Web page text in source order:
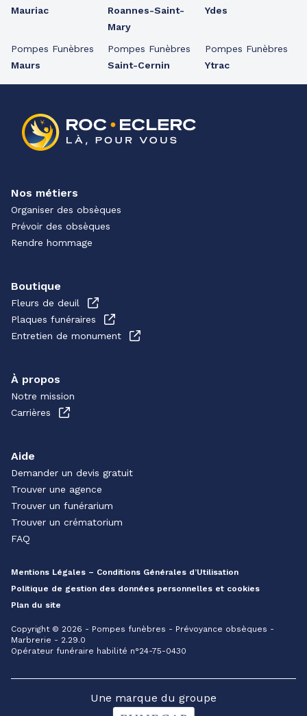
Mauriac
Pompes Funèbres
Maurs
Roannes-Saint-
Mary
Pompes Funèbres
Saint-Cernin
Ydes
Pompes Funèbres
Ytrac
Nos métiers
Organiser des obsèques
Prévoir des obsèques
Rendre hommage
Boutique
Fleurs de deuil
Plaques funéraires
Entretien de monument
À propos
Notre mission
Carrières
Aide
Demander un devis gratuit
Trouver une agence
Trouver un funérarium
Trouver un crématorium
FAQ
Mentions Légales – Conditions Générales d’Utilisation
Politique de gestion des données personnelles et cookies
Plan du site
Copyright © 2026 - Pompes funèbres - Prévoyance obsèques -
Marbrerie - 2.29.0
Opérateur funéraire habilité n°24-75-0430
Une marque du groupe